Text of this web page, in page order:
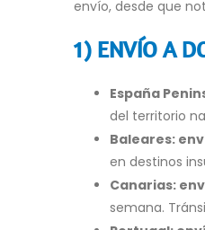
envío, desde que
1) ENVÍO A
España
del territorio
Baleares: e
en destinos
Canarias:
semana.